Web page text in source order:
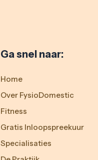
Ga snel naar:
Home
Over FysioDomestic
Fitness
Gratis Inloopspreekuur
Specialisaties